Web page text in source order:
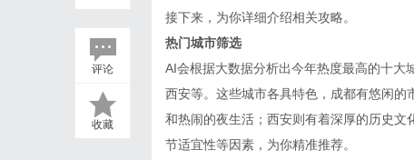
评论
收藏
接下来，为你详细介绍相关攻略。
热门城市筛选
AI会根据大数据分析出今年热度最高的十大
西安等。这些城市各具特色，成都有悠闲
和热闹的夜生活；西安则有着深厚的历史文
节适宜性等因素，为你精准推荐。